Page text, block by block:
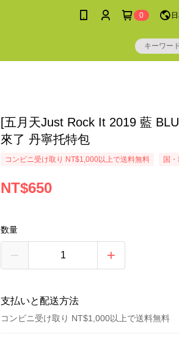
0
[五月天Just Rock It 2019 藍
來了 丹寧托特包
コンビニ受け取り NT$1,000以上で送料無料 国
NT$650
数量
支払いと配送方法
コンビニ受け取り NT$1,000以上で送料無料